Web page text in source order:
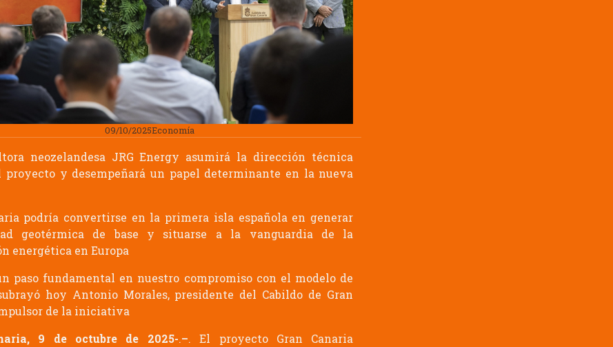
09/10/2025Economía
neozelandesa JRG Energy asumirá la dirección técnica
proyecto y desempeñará un papel determinante en la nueva
podría convertirse en la primera isla española en generar
geotérmica de base y situarse a la vanguardia de la
energética en Europa
paso fundamental en nuestro compromiso con el modelo de
hoy Antonio Morales, presidente del Cabildo de Gran
de la iniciativa
9 de octubre de 2025-.–. El proyecto Gran Canaria